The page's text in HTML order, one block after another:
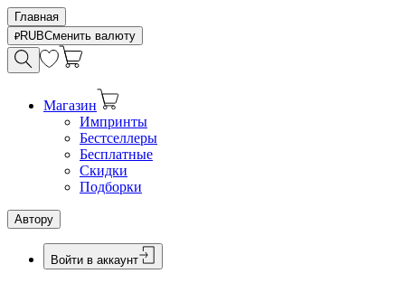
Главная
RUBСменить валюту
Магазин
Импринты
Бестселлеры
Бесплатные
Скидки
Подборки
Автору
Войти в аккаунт